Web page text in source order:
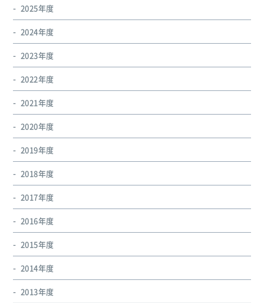
2025年度
2024年度
2023年度
2022年度
2021年度
2020年度
2019年度
2018年度
2017年度
2016年度
2015年度
2014年度
2013年度